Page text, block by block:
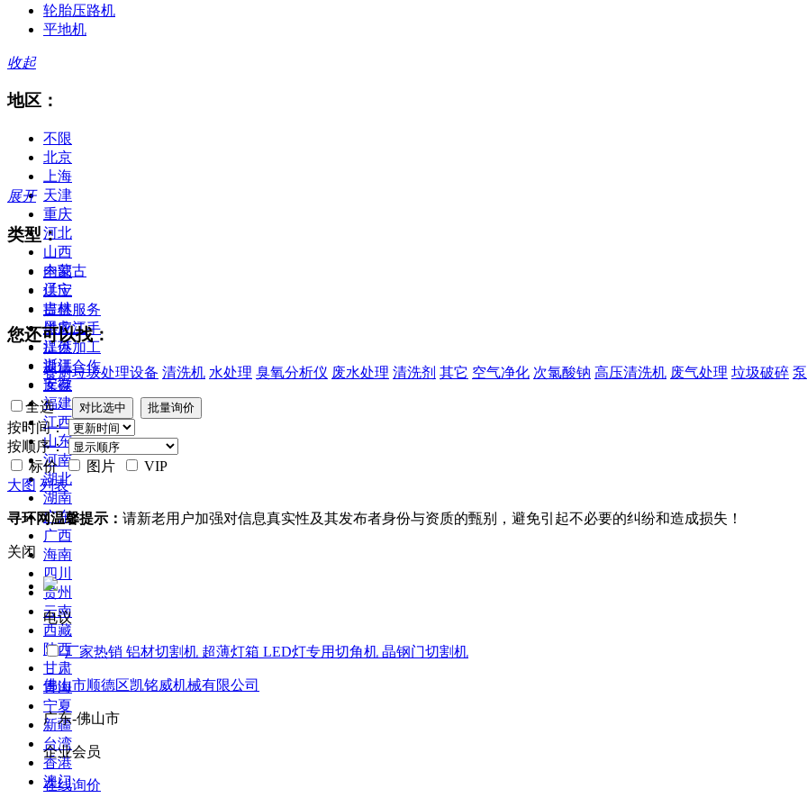
轮胎压路机
平地机
收起
地区：
不限
北京
上海
天津
重庆
河北
山西
内蒙古
辽宁
吉林
黑龙江
江苏
浙江
安徽
福建
江西
山东
河南
湖北
湖南
广东
广西
海南
四川
贵州
云南
西藏
陕西
甘肃
青海
宁夏
新疆
台湾
香港
澳门
展开
类型：
全部
供应
提供服务
供应二手
提供加工
提供合作
库存
您还可以找：
餐厨垃圾处理设备 清洗机 水处理 臭氧分析仪 废水处理 清洗剂 其它 空气净化 次氯酸钠 高压清洗机 废气处理 垃圾破碎 泵
全选
按时间：
按顺序：
标价
图片
VIP
大图 列表
寻环网温馨提示： 请新老用户加强对信息真实性及其发布者身份与资质的甄别，避免引起不必要的纠纷和造成损失！
关闭
电议
厂家热销 铝材切割机 超薄灯箱 LED灯专用切角机 晶钢门切割机
佛山市顺德区凯铭威机械有限公司
广东-佛山市
企业会员
在线询价